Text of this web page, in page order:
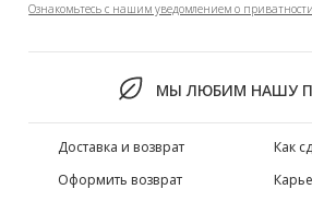
Ознакомьтесь с нашим уведомлением о
МЫ ЛЮБИМ НАШУ
Доставка и возврат
Оформить возврат
Как